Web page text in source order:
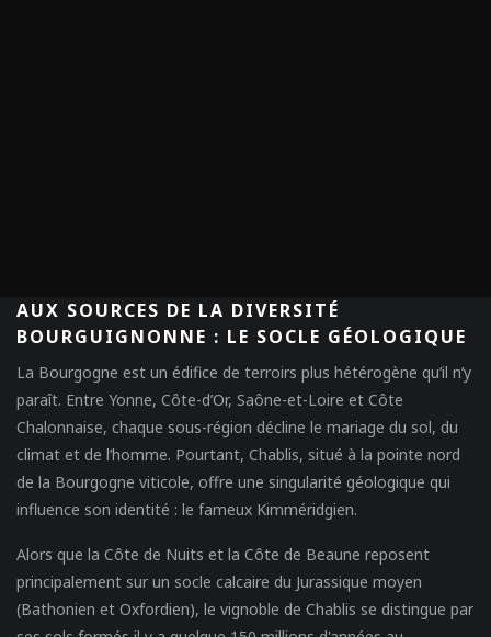
AUX SOURCES DE LA DIVERSITÉ
BOURGUIGNONNE : LE SOCLE GÉOLOGIQUE
La Bourgogne est un édifice de terroirs plus hétérogène qu’il n’y
paraît. Entre Yonne, Côte-d’Or, Saône-et-Loire et Côte
Chalonnaise, chaque sous-région décline le mariage du sol, du
climat et de l’homme. Pourtant, Chablis, situé à la pointe nord
de la Bourgogne viticole, offre une singularité géologique qui
influence son identité : le fameux Kimméridgien.
Alors que la Côte de Nuits et la Côte de Beaune reposent
principalement sur un socle calcaire du Jurassique moyen
(Bathonien et Oxfordien), le vignoble de Chablis se distingue par